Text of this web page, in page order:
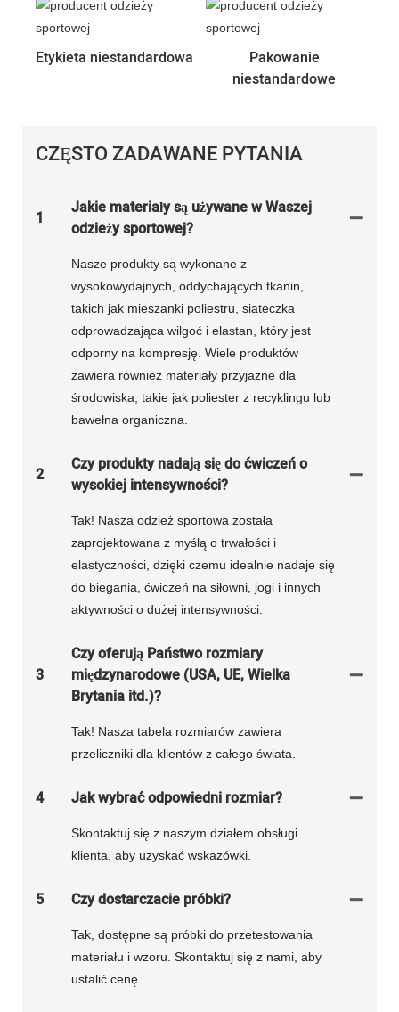
Etykieta niestandardowa
Pakowanie
niestandardowe
CZĘSTO ZADAWANE PYTANIA
1
Jakie materiały są używane w Waszej
odzieży sportowej?
Nasze produkty są wykonane z
wysokowydajnych, oddychających tkanin,
takich jak mieszanki poliestru, siateczka
odprowadzająca wilgoć i elastan, który jest
odporny na kompresję. Wiele produktów
zawiera również materiały przyjazne dla
środowiska, takie jak poliester z recyklingu lub
bawełna organiczna.
2
Czy produkty nadają się do ćwiczeń o
wysokiej intensywności?
Tak! Nasza odzież sportowa została
zaprojektowana z myślą o trwałości i
elastyczności, dzięki czemu idealnie nadaje się
do biegania, ćwiczeń na siłowni, jogi i innych
aktywności o dużej intensywności.
3
Czy oferują Państwo rozmiary
międzynarodowe (USA, UE, Wielka
Brytania itd.)?
Tak! Nasza tabela rozmiarów zawiera
przeliczniki dla klientów z całego świata.
4 Jak wybrać odpowiedni rozmiar?
Skontaktuj się z naszym działem obsługi
klienta, aby uzyskać wskazówki.
5 Czy dostarczacie próbki?
Tak, dostępne są próbki do przetestowania
materiału i wzoru. Skontaktuj się z nami, aby
ustalić cenę.